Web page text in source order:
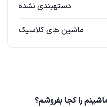
دستهبندی نشده
ماشین های کلاسیک
را کجا بفروشم؟